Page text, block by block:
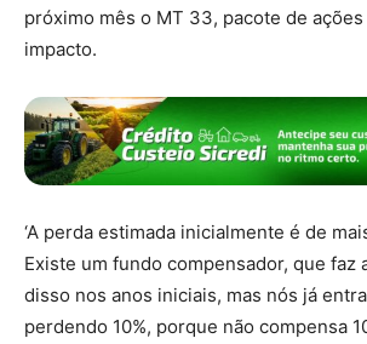
próximo mês o MT 33, pacote de
impacto.
‘A perda estimada inicialmente é de
Existe um fundo compensador, que faz
disso nos anos iniciais, mas nós já
perdendo 10%, porque não compensa